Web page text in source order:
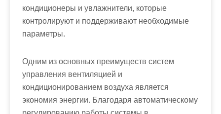
кондиционеры и увлажнители, которые
контролируют и поддерживают необходимые
параметры.
Одним из основных преимуществ систем
управления вентиляцией и
кондиционированием воздуха является
экономия энергии. Благодаря автоматическому